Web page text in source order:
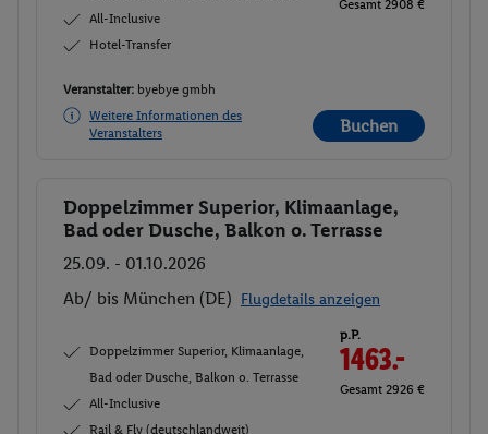
All-Inclusive
Hotel-Transfer
Gesamt 2908 €
Veranstalter: byebye gmbh
Weitere Informationen des
Veranstalters
Buchen
Buchen
Doppelzimmer Superior, Klimaanlage,
Bad oder Dusche, Balkon o. Terrasse
25.09. - 01.10.2026
Ab/ bis München (DE) Flugdetails anzeigen
Doppelzimmer Superior, Klimaanlage,
Bad oder Dusche, Balkon o. Terrasse
All-Inclusive
Rail & Fly (deutschlandweit)
p.P.
1463.-
Gesamt 2926 €